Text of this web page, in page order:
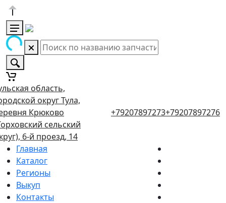
область,
округ Тула,
Крюково
сельский
6-й проезд, 14
+79207897273+79207897276
Главная
Каталог
Регионы
Выкуп
Контакты